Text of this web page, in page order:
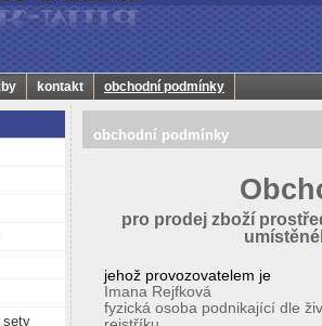
kontakt obchodní podmínky
sety
obchodní podmínky
pro prodej zboží
jehož provozovatelem je
Imana Rejfková
fyzická osoba podnikající dle